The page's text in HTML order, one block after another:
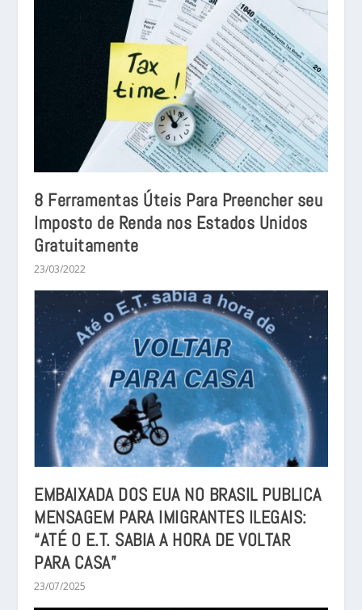
8 Ferramentas Úteis Para Preencher seu
Imposto de Renda nos Estados Unidos
Gratuitamente
23/03/2022
EMBAIXADA DOS EUA NO BRASIL PUBLICA
MENSAGEM PARA IMIGRANTES ILEGAIS:
“ATÉ O E.T. SABIA A HORA DE VOLTAR
PARA CASA”
23/07/2025